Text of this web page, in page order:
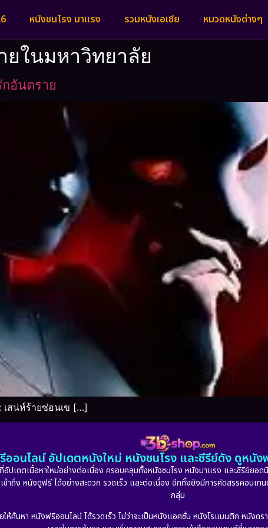
หนังชนโรง มาแรง รวมหนังเอเชีย หมวดหนังต่างๆ
ยในมหาวิทยาลัย
อันตราย
เสน่ห์ร้ายซ่อนเข […]
ออนไลน์ อัปเดตหนังใหม่ หนังชนโรง และซีรีย์ดัง ดูหนั
เดตเนื้อหาใหม่อย่างต่อเนื่อง ครอบคลุมทั้งหนังชนโรง หนังมาแรง และซีรีย์ยอ
ข้าถึง หนังดูฟรี ได้อย่างสะดวก รวดเร็ว และต่อเนื่อง อีกทั้งยังมีการคัดสรรคอน
กลุ่ม
ห้ค้นหา หนังฟรีออนไลน์ ได้รวดเร็ว ไม่ว่าจะเป็นหนังแอคชั่น หนังโรแมนติก หนั